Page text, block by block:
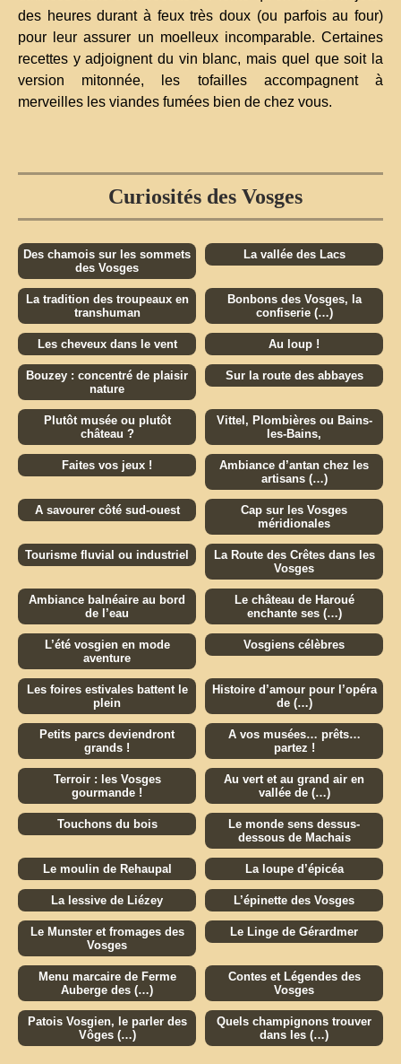
des heures durant à feux très doux (ou parfois au four)
pour leur assurer un moelleux incomparable. Certaines
recettes y adjoignent du vin blanc, mais quel que soit la
version mitonnée, les tofailles accompagnent à
merveilles les viandes fumées bien de chez vous.
Curiosités des Vosges
Des chamois sur les sommets
des Vosges
La vallée des Lacs
La tradition des troupeaux en
transhuman
Bonbons des Vosges, la
confiserie (…)
Les cheveux dans le vent Au loup !
Bouzey : concentré de plaisir
nature
Sur la route des abbayes
Plutôt musée ou plutôt
château ?
Vittel, Plombières ou Bains-
les-Bains,
Faites vos jeux !
Ambiance d’antan chez les
artisans (…)
A savourer côté sud-ouest
Cap sur les Vosges
méridionales
Tourisme fluvial ou industriel
La Route des Crêtes dans les
Vosges
Ambiance balnéaire au bord
de l’eau
Le château de Haroué
enchante ses (…)
L’été vosgien en mode
aventure
Vosgiens célèbres
Les foires estivales battent le
plein
Histoire d’amour pour l’opéra
de (…)
Petits parcs deviendront
grands !
A vos musées… prêts…
partez !
Terroir : les Vosges
gourmande !
Au vert et au grand air en
vallée de (…)
Touchons du bois
Le monde sens dessus-
dessous de Machais
Le moulin de Rehaupal La loupe d’épicéa
La lessive de Liézey L’épinette des Vosges
Le Munster et fromages des
Vosges
Le Linge de Gérardmer
Menu marcaire de Ferme
Auberge des (…)
Contes et Légendes des
Vosges
Patois Vosgien, le parler des
Vôges (…)
Quels champignons trouver
dans les (…)